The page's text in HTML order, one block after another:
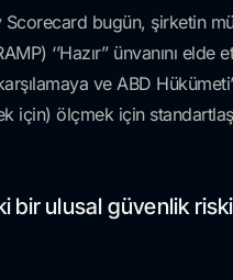
bugün, şirketin
‘’Hazır’’ ünvanını
ve ABD
için) ölçmek için
bir ulusal güvenlik